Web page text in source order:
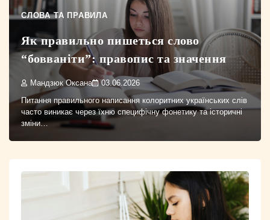
СЛОВА ТА ПРАВИЛА
Як правильно пишеться слово
“бовваніти”: правопис та значення
Мандзюк Оксана 03.06.2026
Питання правильного написання колоритних українських слів
часто виникає через їхню специфічну фонетику та історичні
зміни…